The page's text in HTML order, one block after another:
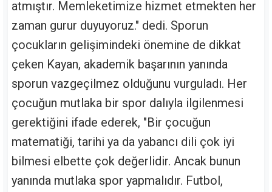
atmıştır. Memleketimize hizmet etmekten her
zaman gurur duyuyoruz." dedi. Sporun
çocukların gelişimindeki önemine de dikkat
çeken Kayan, akademik başarının yanında
sporun vazgeçilmez olduğunu vurguladı. Her
çocuğun mutlaka bir spor dalıyla ilgilenmesi
gerektiğini ifade ederek, "Bir çocuğun
matematiği, tarihi ya da yabancı dili çok iyi
bilmesi elbette çok değerlidir. Ancak bunun
yanında mutlaka spor yapmalıdır. Futbol,